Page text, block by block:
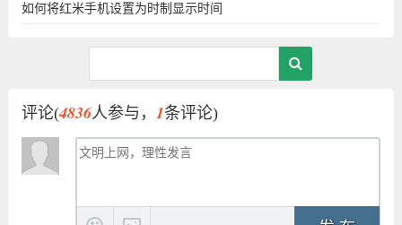
如何将红米手机设置为时制显示时间
评论(4836人参与， 1条评论)